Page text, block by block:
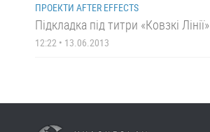
ПРОЕКТИ AFTER EFFECTS
Підкладка під титри «Ковзкі Лінії»
12:22 • 13.06.2013